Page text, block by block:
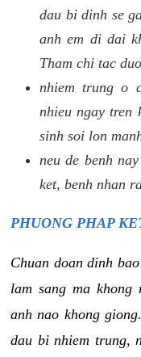
dau bi dinh se
anh em di dai
Tham chi tac
nhiem trung o
nhieu ngay tren
sinh soi lon
neu de benh
ket, benh nhan
PHUONG PHAP
Chuan doan dinh
lam sang ma khong
anh nao khong
dau bi nhiem trung,